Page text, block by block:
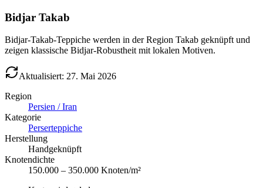
Bidjar Takab
Bidjar-Takab-Teppiche werden in der Region Takab geknüpft und
zeigen klassische Bidjar-Robustheit mit lokalen Motiven.
Aktualisiert: 27. Mai 2026
Region
Persien / Iran
Kategorie
Perserteppiche
Herstellung
Handgeknüpft
Knotendichte
150.000 – 350.000 Knoten/m²